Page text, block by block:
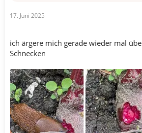
17. Juni 2025
ich ärgere mich gerade wieder mal
Schnecken